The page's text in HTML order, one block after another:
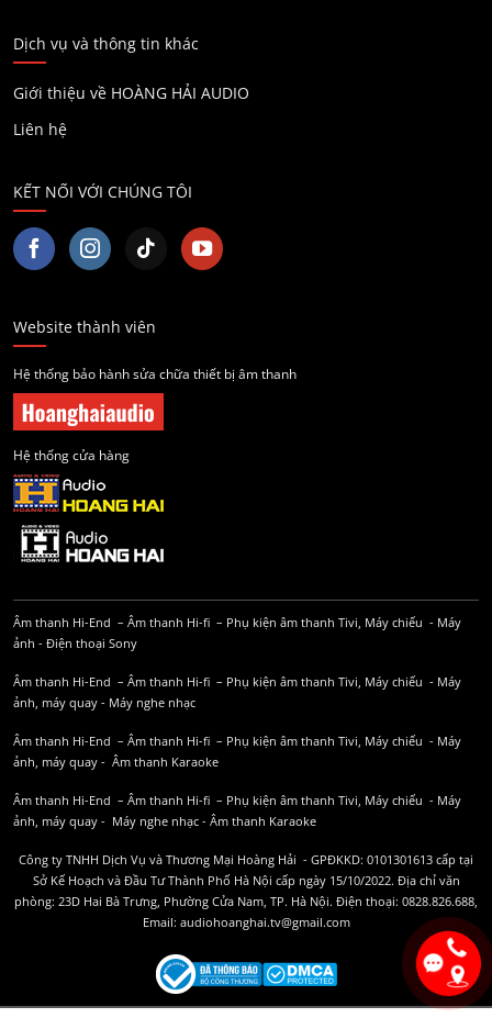
Dịch vụ và thông tin khác
Giới thiệu về HOÀNG HẢI AUDIO
Liên hệ
KẾT NỐI VỚI CHÚNG TÔI
Website thành viên
Hệ thống bảo hành sửa chữa thiết bị âm thanh
Hệ thống cửa hàng
Âm thanh Hi-End – Âm thanh Hi-fi – Phụ kiện âm thanh Tivi, Máy chiếu - Máy
ảnh - Điện thoại Sony
Âm thanh Hi-End – Âm thanh Hi-fi – Phụ kiện âm thanh Tivi, Máy chiếu - Máy
ảnh, máy quay - Máy nghe nhạc
Âm thanh Hi-End – Âm thanh Hi-fi – Phụ kiện âm thanh Tivi, Máy chiếu - Máy
ảnh, máy quay - Âm thanh Karaoke
Âm thanh Hi-End – Âm thanh Hi-fi – Phụ kiện âm thanh Tivi, Máy chiếu - Máy
ảnh, máy quay - Máy nghe nhạc - Âm thanh Karaoke
Công ty TNHH Dịch Vụ và Thương Mại Hoàng Hải - GPĐKKD: 0101301613 cấp tại
Sở Kế Hoạch và Đầu Tư Thành Phố Hà Nội cấp ngày 15/10/2022. Địa chỉ văn
phòng: 23D Hai Bà Trưng, Phường Cửa Nam, TP. Hà Nội. Điện thoại: 0828.826.688,
Email: audiohoanghai.tv@gmail.com